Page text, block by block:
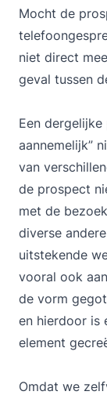
Mocht de
niet direct
geval tussen
Een
aannemelijk”
van
de prospect
met de
diverse
uitstekende
vooral ook
de vorm
en hierdoor is
element
Omdat we